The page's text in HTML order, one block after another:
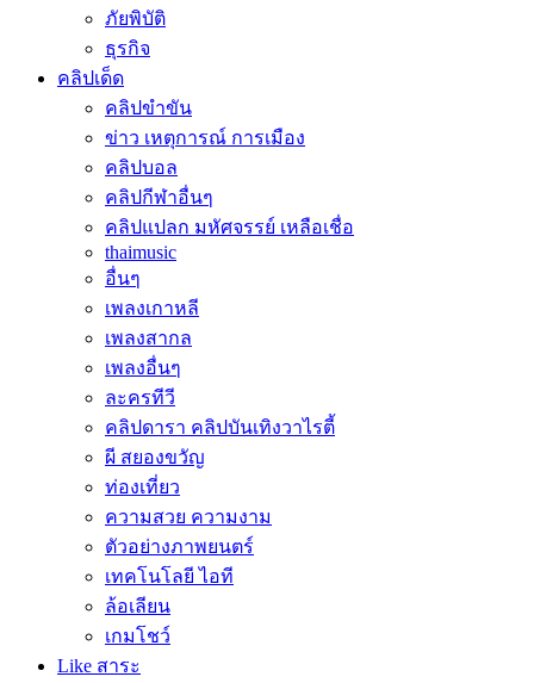
ภัยพิบัติ
ธุรกิจ
คลิปเด็ด
คลิปขำขัน
ข่าว เหตุการณ์ การเมือง
คลิปบอล
คลิปกีฬาอื่นๆ
คลิปแปลก มหัศจรรย์ เหลือเชื่อ
thaimusic
อื่นๆ
เพลงเกาหลี
เพลงสากล
เพลงอื่นๆ
ละครทีวี
คลิปดารา คลิปบันเทิงวาไรตี้
ผี สยองขวัญ
ท่องเที่ยว
ความสวย ความงาม
ตัวอย่างภาพยนตร์
เทคโนโลยี ไอที
ล้อเลียน
เกมโชว์
Like สาระ